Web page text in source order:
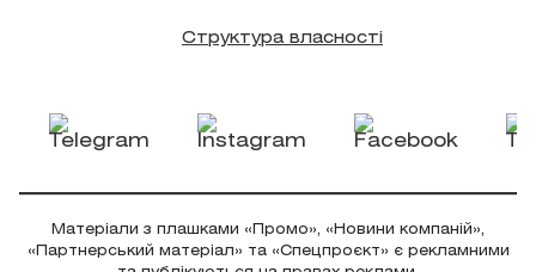
Структура власності
Матеріали з плашками «Промо», «Новини компаній»,
«Партнерський матеріал» та «Спецпроєкт» є рекламними